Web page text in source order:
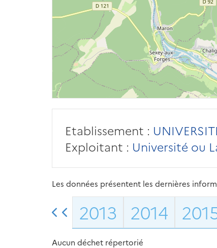
Etablissement :
Exploitant : Université ou
Les données présentent les dernières
2013 2014
Aucun déchet répertorié